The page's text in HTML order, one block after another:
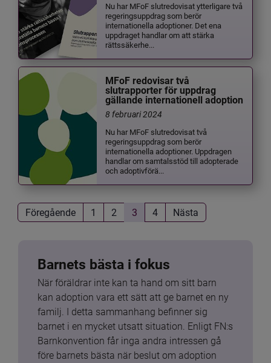
Nu har MFoF slutredovisat ytterligare två
regeringsuppdrag som berör
internationella adoptioner. Det ena
uppdraget handlar om att stärka
rättssäkerhe...
MFoF redovisar två
slutrapporter för uppdrag
gällande internationell adoption
8 februari 2024
Nu har MFoF slutredovisat två
regeringsuppdrag som berör
internationella adoptioner. Uppdragen
handlar om samtalsstöd till adopterade
och adoptivförä...
Föregående 1 2 3 4 Nästa
Barnets bästa i fokus
När föräldrar inte kan ta hand om sitt barn
kan adoption vara ett sätt att ge barnet en ny
familj. I detta sammanhang befinner sig
barnet i en mycket utsatt situation. Enligt FN:s
Barnkonvention får inga andra intressen gå
före barnets bästa när beslut om adoption